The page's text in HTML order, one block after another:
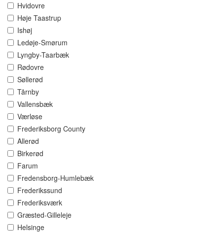
Hvidovre
Høje Taastrup
Ishøj
Ledøje-Smørum
Lyngby-Taarbæk
Rødovre
Søllerød
Tårnby
Vallensbæk
Værløse
Frederiksborg County
Allerød
Birkerød
Farum
Fredensborg-Humlebæk
Frederikssund
Frederiksværk
Græsted-Gilleleje
Helsinge